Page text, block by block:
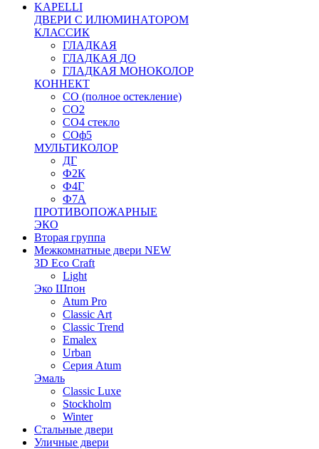
KAPELLI
ДВЕРИ С ИЛЮМИНАТОРОМ
КЛАССИК
ГЛАДКАЯ
ГЛАДКАЯ ДО
ГЛАДКАЯ МОНОКОЛОР
КОННЕКТ
СО (полное остекление)
СО2
СО4 стекло
СОф5
МУЛЬТИКОЛОР
ДГ
Ф2К
Ф4Г
Ф7А
ПРОТИВОПОЖАРНЫЕ
ЭКО
Вторая группа
Межкомнатные двери NEW
3D Eco Craft
Light
Эко Шпон
Atum Pro
Classic Art
Classic Trend
Emalex
Urban
Серия Atum
Эмаль
Classic Luxe
Stockholm
Winter
Стальные двери
Уличные двери